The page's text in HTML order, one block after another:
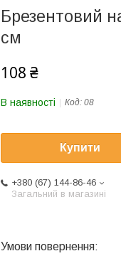
Брезентовий
см
108 ₴
В наявності Код: 08
Купити
+380 (67) 144-86-46
Загальний в магазині